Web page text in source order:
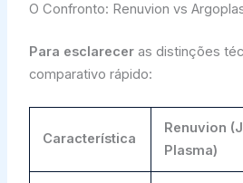
O Confronto: Renuvion vs
Para esclareceras distinções
comparativo rápido:
Característica
Renuvion
Plasma)